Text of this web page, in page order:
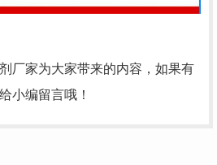
厂家为大家带来的内容，如果有
小编留言哦！